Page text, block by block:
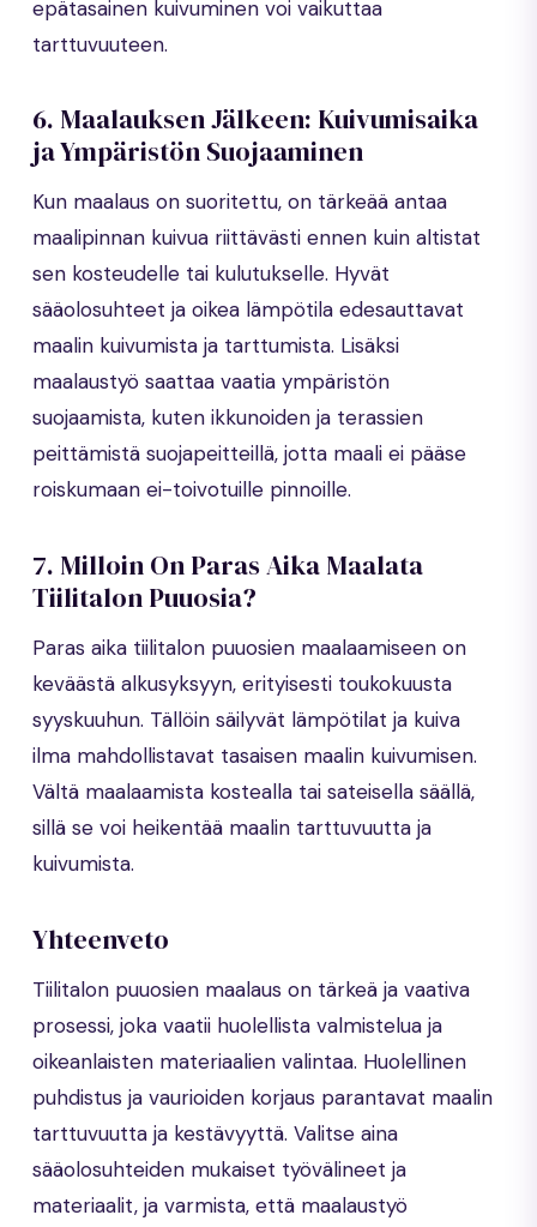
epätasainen kuivuminen voi vaikuttaa
tarttuvuuteen.
6. Maalauksen Jälkeen: Kuivumisaika
ja Ympäristön Suojaaminen
Kun maalaus on suoritettu, on tärkeää antaa
maalipinnan kuivua riittävästi ennen kuin altistat
sen kosteudelle tai kulutukselle. Hyvät
sääolosuhteet ja oikea lämpötila edesauttavat
maalin kuivumista ja tarttumista. Lisäksi
maalaustyö saattaa vaatia ympäristön
suojaamista, kuten ikkunoiden ja terassien
peittämistä suojapeitteillä, jotta maali ei pääse
roiskumaan ei-toivotuille pinnoille.
7. Milloin On Paras Aika Maalata
Tiilitalon Puuosia?
Paras aika tiilitalon puuosien maalaamiseen on
keväästä alkusyksyyn, erityisesti toukokuusta
syyskuuhun. Tällöin säilyvät lämpötilat ja kuiva
ilma mahdollistavat tasaisen maalin kuivumisen.
Vältä maalaamista kostealla tai sateisella säällä,
sillä se voi heikentää maalin tarttuvuutta ja
kuivumista.
Yhteenveto
Tiilitalon puuosien maalaus on tärkeä ja vaativa
prosessi, joka vaatii huolellista valmistelua ja
oikeanlaisten materiaalien valintaa. Huolellinen
puhdistus ja vaurioiden korjaus parantavat maalin
tarttuvuutta ja kestävyyttä. Valitse aina
sääolosuhteiden mukaiset työvälineet ja
materiaalit, ja varmista, että maalaustyö